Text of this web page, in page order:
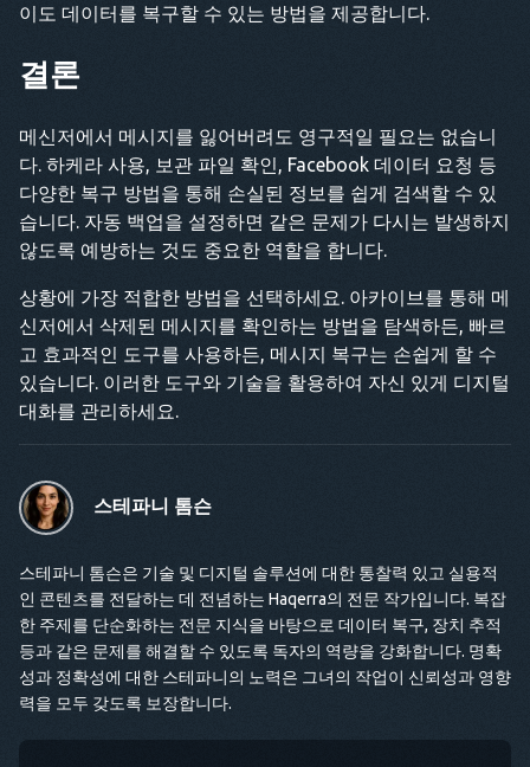
이도 데이터를 복구할 수 있는 방법을 제공합니다.
결론
메신저에서 메시지를 잃어버려도 영구적일 필요는 없습니
다. 하케라 사용, 보관 파일 확인, Facebook 데이터 요청 등
다양한 복구 방법을 통해 손실된 정보를 쉽게 검색할 수 있
습니다. 자동 백업을 설정하면 같은 문제가 다시는 발생하지
않도록 예방하는 것도 중요한 역할을 합니다.
상황에 가장 적합한 방법을 선택하세요. 아카이브를 통해 메
신저에서 삭제된 메시지를 확인하는 방법을 탐색하든, 빠르
고 효과적인 도구를 사용하든, 메시지 복구는 손쉽게 할 수
있습니다. 이러한 도구와 기술을 활용하여 자신 있게 디지털
대화를 관리하세요.
스테파니 톰슨
스테파니 톰슨은 기술 및 디지털 솔루션에 대한 통찰력 있고 실용적
인 콘텐츠를 전달하는 데 전념하는 Haqerra의 전문 작가입니다. 복잡
한 주제를 단순화하는 전문 지식을 바탕으로 데이터 복구, 장치 추적
등과 같은 문제를 해결할 수 있도록 독자의 역량을 강화합니다. 명확
성과 정확성에 대한 스테파니의 노력은 그녀의 작업이 신뢰성과 영향
력을 모두 갖도록 보장합니다.